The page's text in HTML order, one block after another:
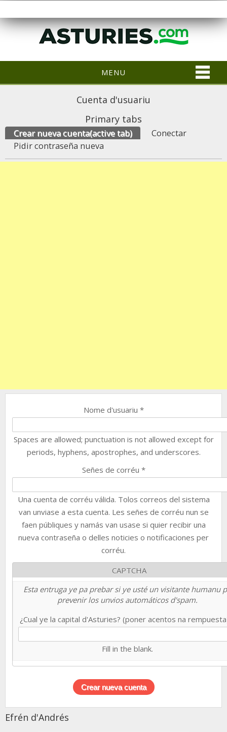
MENU
Cuenta d'usuariu
Primary tabs
Crear nueva cuenta(active tab)
Conectar
Pidir contraseña nueva
Nome d'usuariu *
Spaces are allowed; punctuation is not allowed except for
periods, hyphens, apostrophes, and underscores.
Señes de corréu *
Una cuenta de corréu válida. Tolos correos del sistema
van unviase a esta cuenta. Les señes de corréu nun se
faen públiques y namás van usase si quier recibir una
nueva contraseña o delles noticies o notificaciones per
corréu.
CAPTCHA
Esta entruga ye pa prebar si ye usté un visitante humanu
prevenir los unvios automáticos d'spam.
¿Cual ye la capital d'Asturies? (poner acentos na
Fill in the blank.
Efrén d'Andrés